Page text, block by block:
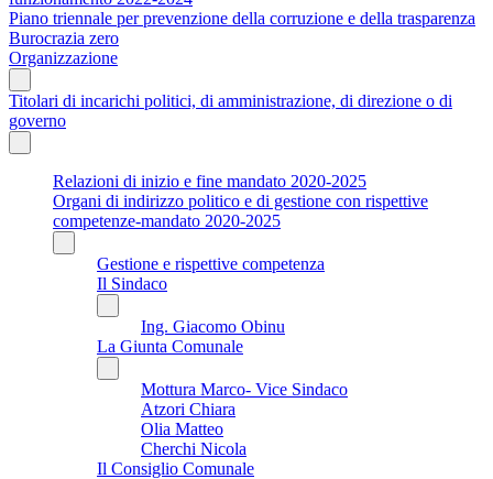
Piano triennale per prevenzione della corruzione e della trasparenza
Burocrazia zero
Organizzazione
Titolari di incarichi politici, di amministrazione, di direzione o di
governo
Relazioni di inizio e fine mandato 2020-2025
Organi di indirizzo politico e di gestione con rispettive
competenze-mandato 2020-2025
Gestione e rispettive competenza
Il Sindaco
Ing. Giacomo Obinu
La Giunta Comunale
Mottura Marco- Vice Sindaco
Atzori Chiara
Olia Matteo
Cherchi Nicola
Il Consiglio Comunale